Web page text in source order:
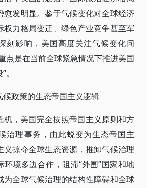
愈发明显。鉴于气候变化对全球经济
权力格局变迁、绿色产业竞争甚至军
刻影响，美国高度关注气候变化问
点是在当前全球紧急情况下推进美国
候政策的生态帝国主义逻辑
机，美国完全按照帝国主义原则和方
治理事务，由此蜕变为生态帝国主
义掠夺全球生态资源，推卸气候治理
环境多边合作，阻滞“外围”国家和地
为全球气候治理的结构性障碍和全球